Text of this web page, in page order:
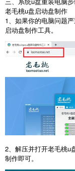
老毛桃u盘启动盘制作
1
、如果你的电脑问题
启动盘制作工具。
2 、解压并打开老毛桃u
制作即可。